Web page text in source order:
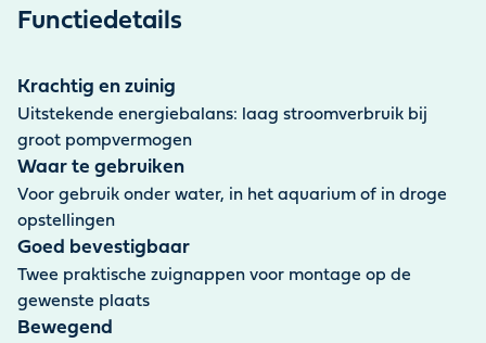
behulp van vier zuighouders. Dankzij het
voor een efficiënte watercirculatie in zowel zoet als zout
water. Hij is ook geschikt voor het gebruik van
aquariumfilters. De meegeleverde voedingskabel is 1,5
meter lang.
Functiedetails
Krachtig en zuinig
Uitstekende energiebalans: laag stroomverbruik bij
groot pompvermogen
Waar te gebruiken
Voor gebruik onder water, in het aquarium of in droge
opstellingen
Goed bevestigbaar
Twee praktische zuignappen voor montage op de
gewenste plaats
Bewegend